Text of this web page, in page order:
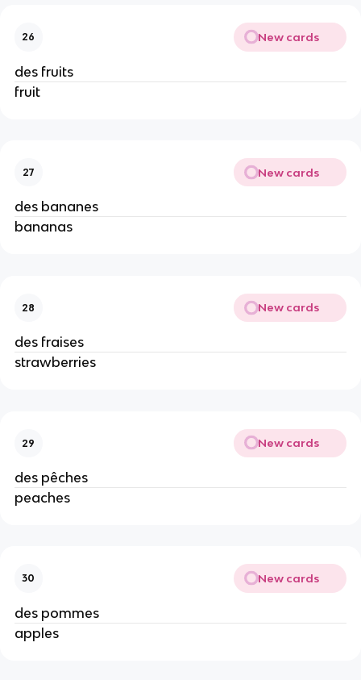
26 New cards
des fruits
fruit
27 New cards
des bananes
bananas
28 New cards
des fraises
strawberries
29 New cards
des pêches
peaches
30 New cards
des pommes
apples